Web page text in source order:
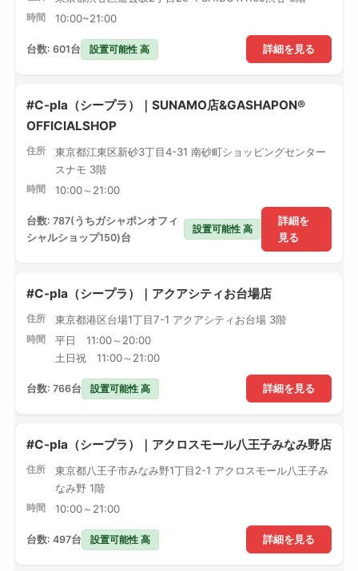
時間 10:00~21:00
詳細を見る
台数: 601台 設置可能性 高
#C-pla（シープラ）｜SUNAMO店&GASHAPON®
OFFICIALSHOP
住所
東京都江東区新砂3丁目4-31 南砂町ショッピングセンター
スナモ 3階
時間 10:00～21:00
詳細を
見る
台数: 787(うちガシャポンオフィ
シャルショップ150)台
設置可能性 高
#C-pla（シープラ）｜アクアシティお台場店
住所 東京都港区台場1丁目7-1 アクアシティお台場 3階
時間
平日 11:00～20:00
土日祝 11:00～21:00
詳細を見る
台数: 766台 設置可能性 高
#C-pla（シープラ）｜アクロスモール八王子みなみ野店
住所
東京都八王子市みなみ野1丁目2-1 アクロスモール八王子み
なみ野 1階
時間 10:00～21:00
詳細を見る
台数: 497台 設置可能性 高